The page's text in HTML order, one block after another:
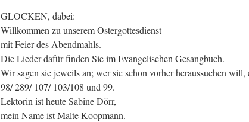
GLOCKEN, dabei:
Willkommen zu unserem Ostergottesdienst
mit Feier des Abendmahls.
Die Lieder dafür finden Sie im Evangelischen Gesangbuch.
Wir sagen sie jeweils an; wer sie schon vorher heraussuchen
98/ 289/ 107/ 103/108 und 99.
Lektorin ist heute Sabine Dörr,
mein Name ist Malte Koopmann.